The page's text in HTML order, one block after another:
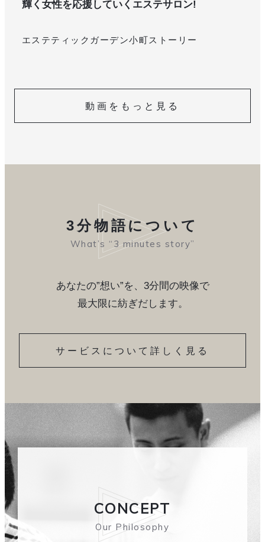
輝く女性を応援していくエステサロン!
エステティックガーデン小町ストーリー
動画をもっと見る
3分物語について
What’s “3 minutes story”
あなたの”想い”を、3分間の映像で
最大限に紡ぎだします。
サービスについて詳しく見る
CONCEPT
Our Philosophy